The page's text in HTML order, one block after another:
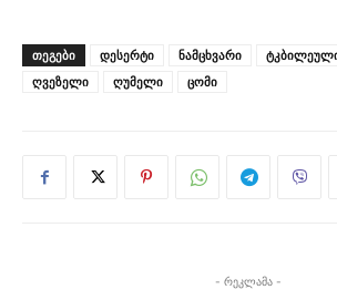
ᲗᲔᲒᲔᲑᲘ დესერტი ნამცხვარი
ღვეზელი
ღუმელი ცომი
- რეკლამა -